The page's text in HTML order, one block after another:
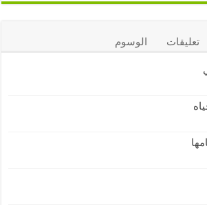
تعليقات الوسوم